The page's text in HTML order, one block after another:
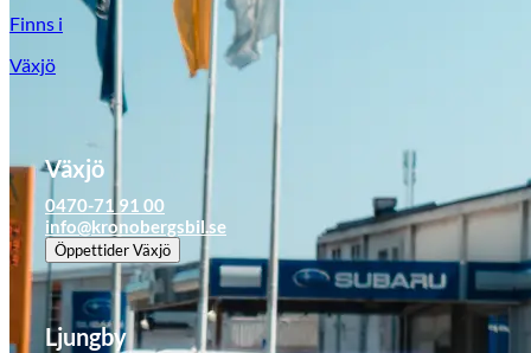
Suzuki
Finns i
Växjö
Växjö
0470-71 91 00
info@kronobergsbil.se
ÖppettiderVäxjö
Ljungby